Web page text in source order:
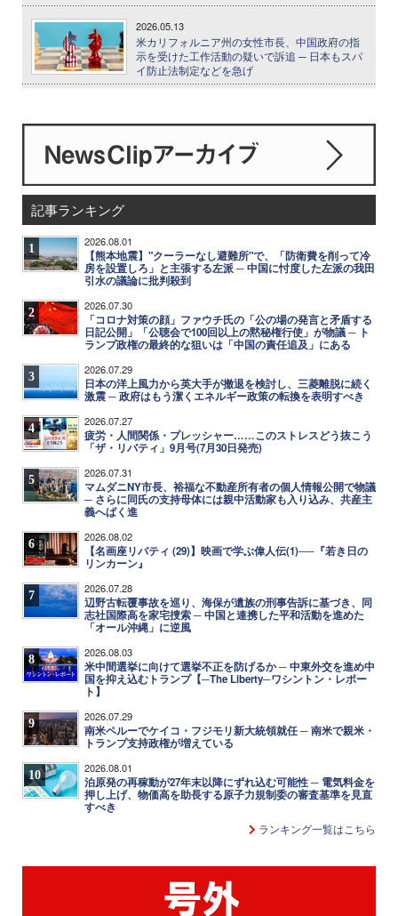
2026.05.13
米カリフォルニア州の女性市長、中国政府の指
示を受けた工作活動の疑いで訴追 ─ 日本もスパ
イ防止法制定などを急げ
記事ランキング
1 2026.08.01
【熊本地震】"クーラーなし避難所"で、「防衛費を削って冷
房を設置しろ」と主張する左派 ─ 中国に忖度した左派の我田
引水の議論に批判殺到
2 2026.07.30
「コロナ対策の顔」ファウチ氏の「公の場の発言と矛盾する
日記公開」「公聴会で100回以上の黙秘権行使」が物議 ─ ト
ランプ政権の最終的な狙いは「中国の責任追及」にある
3 2026.07.29
日本の洋上風力から英大手が撤退を検討し、三菱離脱に続く
激震 ─ 政府はもう潔くエネルギー政策の転換を表明すべき
4 2026.07.27
疲労・人間関係・プレッシャー……このストレスどう抜こう
「ザ・リバティ」9月号(7月30日発売)
5 2026.07.31
マムダニNY市長、裕福な不動産所有者の個人情報公開で物議
─ さらに同氏の支持母体には親中活動家も入り込み、共産主
義へばく進
6 2026.08.02
【名画座リバティ (29)】映画で学ぶ偉人伝(1)──『若き日の
リンカーン』
7 2026.07.28
辺野古転覆事故を巡り、海保が遺族の刑事告訴に基づき、同
志社国際高を家宅捜索 ─ 中国と連携した平和活動を進めた
「オール沖縄」に逆風
8 2026.08.03
米中間選挙に向けて選挙不正を防げるか ─ 中東外交を進め中
国を抑え込むトランプ【─The Liberty─ワシントン・レポー
ト】
9 2026.07.29
南米ペルーでケイコ・フジモリ新大統領就任 ─ 南米で親米・
トランプ支持政権が増えている
10 2026.08.01
泊原発の再稼動が27年末以降にずれ込む可能性 ─ 電気料金を
押し上げ、物価高を助長する原子力規制委の審査基準を見直
すべき
ランキング一覧はこちら